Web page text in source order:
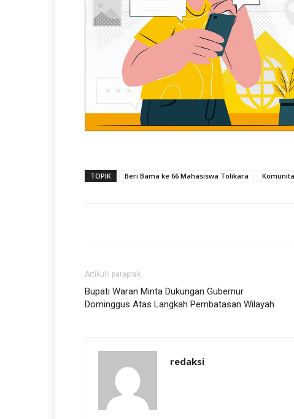
TOPIK Beri Bama ke 66 Mahasiswa Tolikara
Artikulli paraprak
Bupati Waran Minta Dukungan Gubernur
Dominggus Atas Langkah Pembatasan Wilayah
redaksi